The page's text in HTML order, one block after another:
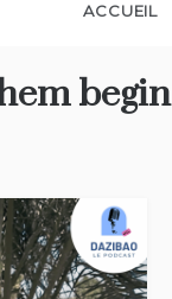
ACCUEIL
begin